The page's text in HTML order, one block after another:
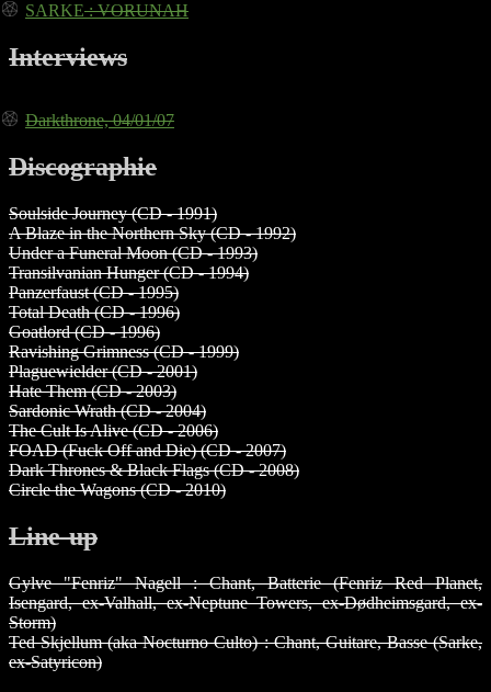
SARKE: VORUNAH
Interviews
Darkthrone, 04/01/07
Discographie
Soulside Journey (CD - 1991)
A Blaze in the Northern Sky (CD - 1992)
Under a Funeral Moon (CD - 1993)
Transilvanian Hunger (CD - 1994)
Panzerfaust (CD - 1995)
Total Death (CD - 1996)
Goatlord (CD - 1996)
Ravishing Grimness (CD - 1999)
Plaguewielder (CD - 2001)
Hate Them (CD - 2003)
Sardonic Wrath (CD - 2004)
The Cult Is Alive (CD - 2006)
FOAD (Fuck Off and Die) (CD - 2007)
Dark Thrones & Black Flags (CD - 2008)
Circle the Wagons (CD - 2010)
Line-up
Gylve "Fenriz" Nagell : Chant, Batterie (Fenriz Red Planet,
Isengard, ex-Valhall, ex-Neptune Towers, ex-Dødheimsgard, ex-
Storm)
Ted Skjellum (aka Nocturno Culto) : Chant, Guitare, Basse (Sarke,
ex-Satyricon)